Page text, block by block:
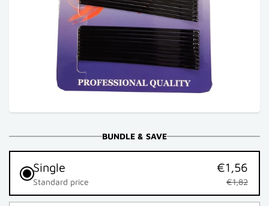
BUNDLE & SAVE
Single
Standard price
€1,56
€1,82